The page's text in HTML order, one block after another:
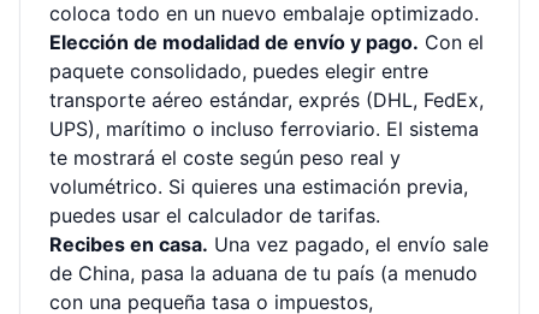
coloca todo en un nuevo embalaje optimizado.
Elección de modalidad de envío y pago. Con el
paquete consolidado, puedes elegir entre
transporte aéreo estándar, exprés (DHL, FedEx,
UPS), marítimo o incluso ferroviario. El sistema
te mostrará el coste según peso real y
volumétrico. Si quieres una estimación previa,
puedes usar el calculador de tarifas.
Recibes en casa. Una vez pagado, el envío sale
de China, pasa la aduana de tu país (a menudo
con una pequeña tasa o impuestos,